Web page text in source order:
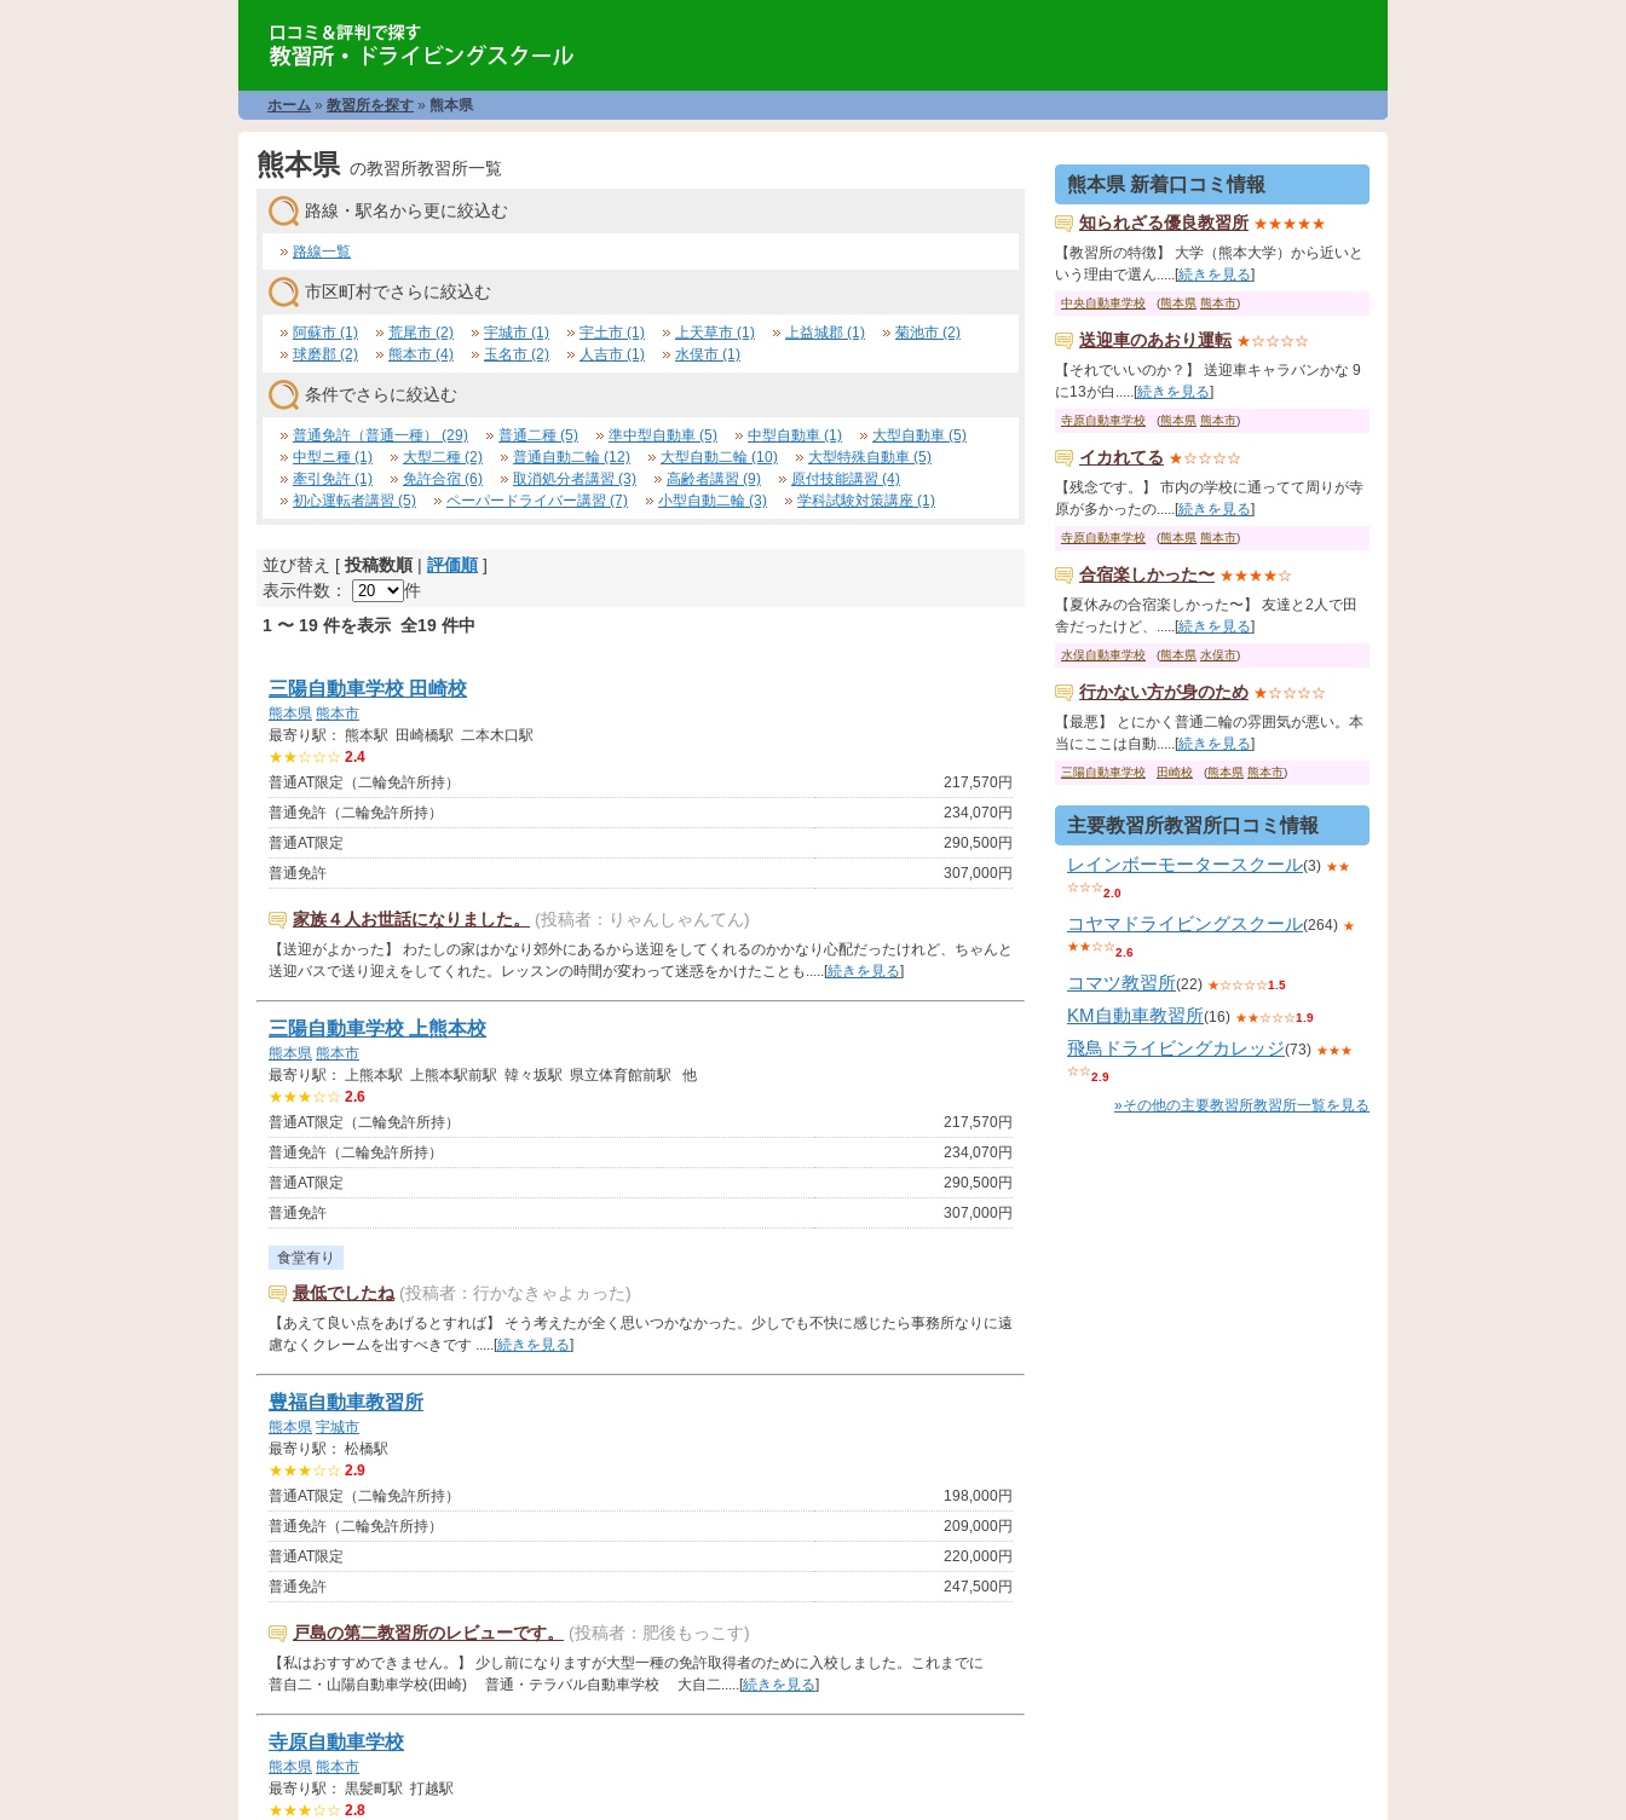
ホーム » 教習所を探す » 熊本県
熊本県 の教習所教習所一覧
路線・駅名から更に絞込む
路線一覧
市区町村でさらに絞込む
阿蘇市 (1) 荒尾市 (2) 宇城市 (1) 宇土市 (1) 上天草市 (1) 上益城郡 (1)
菊池市 (2)
球磨郡 (2)
熊本市 (4) 玉名市 (2) 人吉市 (1) 水俣市 (1)
条件でさらに絞込む
普通免許（普通一種） (29) 普通二種 (5) 準中型自動車 (5) 中型自動車 (1)
大型自動車 (5)
中型ニ種 (1)
大型二種 (2) 普通自動二輪 (12) 大型自動二輪 (10)
大型特殊自動車 (5)
牽引免許 (1)
免許合宿 (6) 取消処分者講習 (3) 高齢者講習 (9)
原付技能講習 (4)
初心運転者講習 (5)
ペーパードライバー講習 (7) 小型自動二輪 (3) 学科試験対策講座 (1)
並び替え [ 投稿数順| 評価順]
表示件数：
件
1 〜 19 件を表示 全19 件中
三陽自動車学校 田崎校
熊本県 熊本市
最寄り駅： 熊本駅 田崎橋駅 二本木口駅
★★☆☆☆ 2.4
普通AT限定（二輪免許所持）
217,570円
普通免許（二輪免許所持）
234,070円
普通AT限定
290,500円
普通免許
307,000円
家族４人お世話になりました。 (投稿者：りゃんしゃんてん)
【送迎がよかった】 わたしの家はかなり郊外にあるから送迎をしてくれるのかかなり心配だったけれど、ちゃんと
送迎バスで送り迎えをしてくれた。レッスンの時間が変わって迷惑をかけたことも.....[続きを見る]
三陽自動車学校 上熊本校
熊本県 熊本市
最寄り駅： 上熊本駅 上熊本駅前駅 韓々坂駅 県立体育館前駅 他
★★★☆☆ 2.6
普通AT限定（二輪免許所持）
217,570円
普通免許（二輪免許所持）
234,070円
普通AT限定
290,500円
普通免許
307,000円
食堂有り
最低でしたね (投稿者：行かなきゃよヵった)
【あえて良い点をあげるとすれば】 そう考えたが全く思いつかなかった。少しでも不快に感じたら事務所なりに遠
慮なくクレームを出すべきです .....[続きを見る]
豊福自動車教習所
熊本県 宇城市
最寄り駅： 松橋駅
★★★☆☆ 2.9
普通AT限定（二輪免許所持）
198,000円
普通免許（二輪免許所持）
209,000円
普通AT限定
220,000円
普通免許
247,500円
戸島の第二教習所のレビューです。 (投稿者：肥後もっこす)
【私はおすすめできません。】 少し前になりますが大型一種の免許取得者のために入校しました。これまでに
普自二・山陽自動車学校(田崎) 普通・テラバル自動車学校 大自二.....[続きを見る]
寺原自動車学校
熊本県 熊本市
最寄り駅： 黒髪町駅 打越駅
★★★☆☆ 2.8
熊本県 新着口コミ情報
知られざる優良教習所 ★★★★★
【教習所の特徴】 大学（熊本大学）から近いと
いう理由で選ん.....[続きを見る]
中央自動車学校 (熊本県 熊本市)
送迎車のあおり運転 ★☆☆☆☆
【それでいいのか？】 送迎車キャラバンかな 9
に13が白.....[続きを見る]
寺原自動車学校 (熊本県 熊本市)
イカれてる ★☆☆☆☆
【残念です。】 市内の学校に通ってて周りが寺
原が多かったの.....[続きを見る]
寺原自動車学校 (熊本県 熊本市)
合宿楽しかった〜 ★★★★☆
【夏休みの合宿楽しかった〜】 友達と2人で田
舎だったけど、.....[続きを見る]
水俣自動車学校 (熊本県 水俣市)
行かない方が身のため ★☆☆☆☆
【最悪】 とにかく普通二輪の雰囲気が悪い。本
当にここは自動.....[続きを見る]
三陽自動車学校 田崎校 (熊本県 熊本市)
主要教習所教習所口コミ情報
レインボーモータースクール(3) ★★
☆☆☆2.0
コヤマドライビングスクール(264) ★
★★☆☆2.6
コマツ教習所(22) ★☆☆☆☆1.5
KM自動車教習所(16) ★★☆☆☆1.9
飛鳥ドライビングカレッジ(73) ★★★
☆☆2.9
»その他の主要教習所教習所一覧を見る